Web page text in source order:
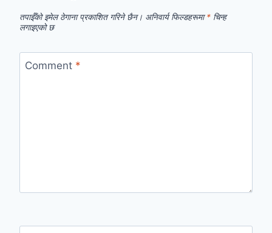
तपाईँको इमेल ठेगाना प्रकाशित गरिने छैन। अनिवार्य फिल्डहरूमा* चिन्ह
लगाइएको छ
Comment *